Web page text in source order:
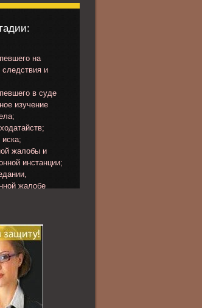
на
следствия и
в суде
изучение
иска;
жалобы и
инстанции;
жалобе